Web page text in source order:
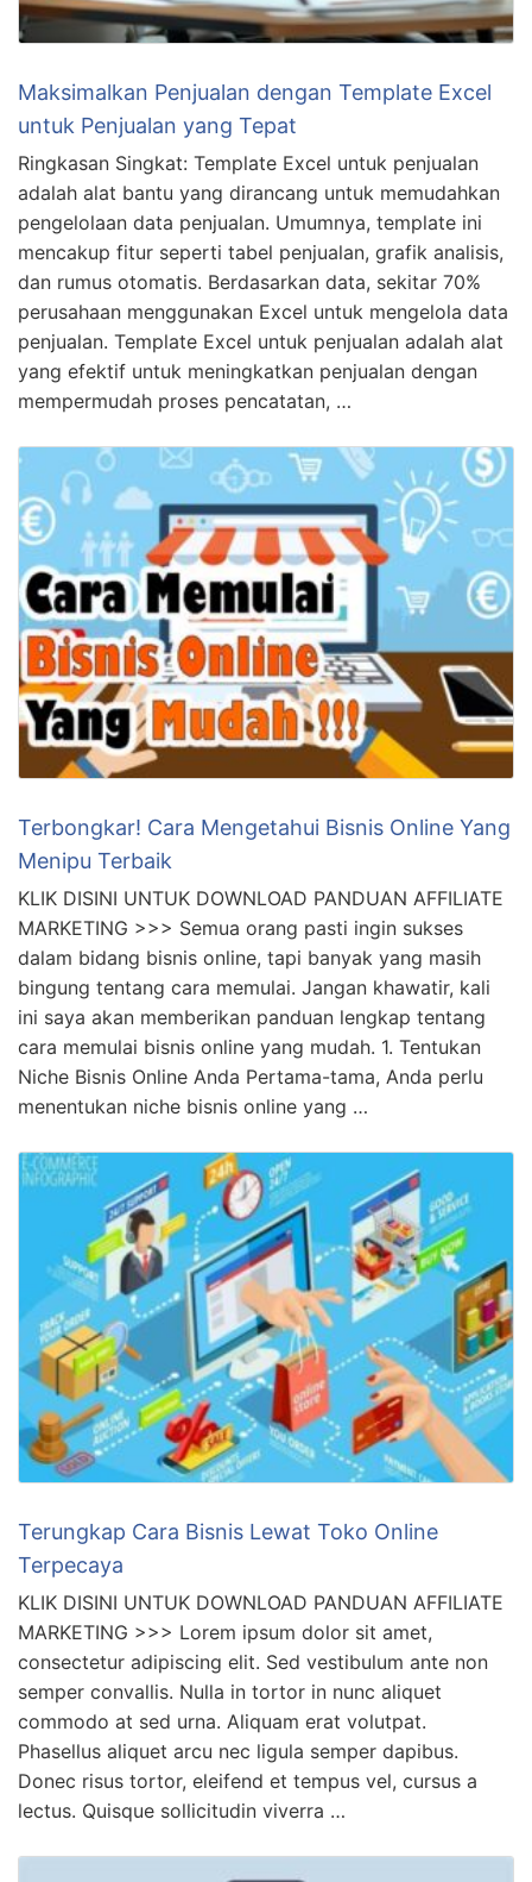
Maksimalkan Penjualan dengan Template Excel
untuk Penjualan yang Tepat
Ringkasan Singkat: Template Excel untuk penjualan
adalah alat bantu yang dirancang untuk memudahkan
pengelolaan data penjualan. Umumnya, template ini
mencakup fitur seperti tabel penjualan, grafik analisis,
dan rumus otomatis. Berdasarkan data, sekitar 70%
perusahaan menggunakan Excel untuk mengelola data
penjualan. Template Excel untuk penjualan adalah alat
yang efektif untuk meningkatkan penjualan dengan
mempermudah proses pencatatan, …
Terbongkar! Cara Mengetahui Bisnis Online Yang
Menipu Terbaik
KLIK DISINI UNTUK DOWNLOAD PANDUAN AFFILIATE
MARKETING >>> Semua orang pasti ingin sukses
dalam bidang bisnis online, tapi banyak yang masih
bingung tentang cara memulai. Jangan khawatir, kali
ini saya akan memberikan panduan lengkap tentang
cara memulai bisnis online yang mudah. 1. Tentukan
Niche Bisnis Online Anda Pertama-tama, Anda perlu
menentukan niche bisnis online yang …
Terungkap Cara Bisnis Lewat Toko Online
Terpecaya
KLIK DISINI UNTUK DOWNLOAD PANDUAN AFFILIATE
MARKETING >>> Lorem ipsum dolor sit amet,
consectetur adipiscing elit. Sed vestibulum ante non
semper convallis. Nulla in tortor in nunc aliquet
commodo at sed urna. Aliquam erat volutpat.
Phasellus aliquet arcu nec ligula semper dapibus.
Donec risus tortor, eleifend et tempus vel, cursus a
lectus. Quisque sollicitudin viverra …